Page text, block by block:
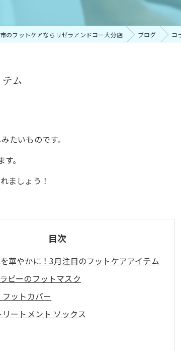
のフットケアならリゼラアンドコー大分店 ブログ コ
ム
たいものです。
。
ましょう！
目次
華やかに！3月注目のフットケアアイテム
ピーのフットマスク
ットカバー
リートメント ソックス